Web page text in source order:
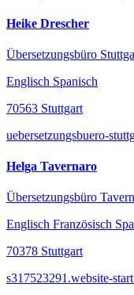
Heike Drescher
Übersetzungsbüro
Englisch Spanisch
70563 Stuttgart
uebersetzungsbuero-
Helga Tavernaro
Übersetzungsbüro
Englisch Französisch
70378 Stuttgart
s317523291.website-